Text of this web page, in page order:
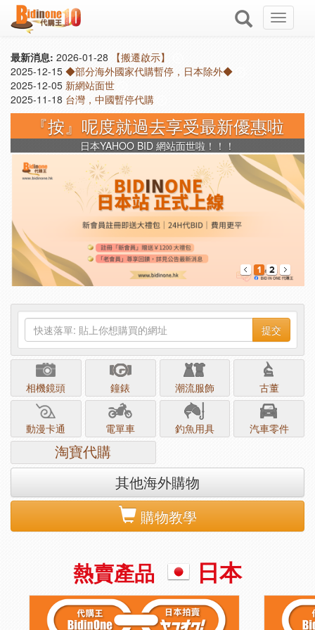
Toggle
最新消息: 2026-01-28
【搬遷啟示】
2025-12-15 ◆部分海外國家代購暫停，日本除外◆
2025-12-05 新網站面世
2025-11-18 台灣，中國暫停代購
『按』呢度就過去享受最新優惠啦
日本YAHOO BID 網站面世啦！！！
1 2
提交
相機鏡頭 鐘錶 潮流服飾 古董
動漫卡通 電單車 釣魚用具 汽車零件
淘寶代購
其他海外購物
購物教學
熱賣產品 日本